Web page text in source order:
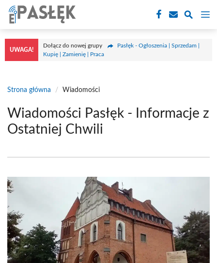
Przejdź
treści
UWAGA!
Dołącz do nowej grupy
Pasłęk - Ogłoszenia | Sprzedam |
Kupię | Zamienię | Praca
Strona główna / Wiadomości
Wiadomości Pasłęk - Informacje z
Ostatniej Chwili